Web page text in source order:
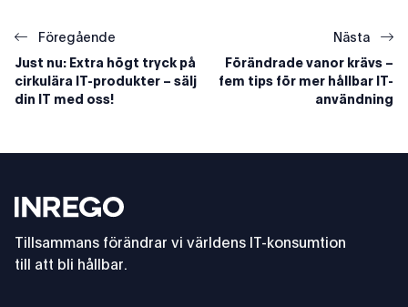
Föregående
Just nu: Extra högt tryck på
cirkulära IT-produkter – sälj
din IT med oss!
Nästa
Förändrade vanor krävs –
fem tips för mer hållbar IT-
användning
Inrego
Tillsammans förändrar vi världens IT-konsumtion
till att bli hållbar.